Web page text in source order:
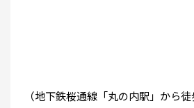
（地下鉄桜通線「丸の内駅」から徒